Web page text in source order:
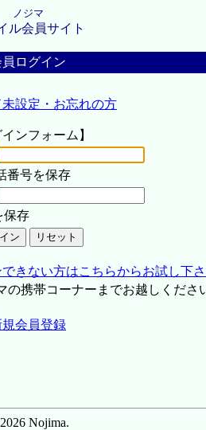
ノジマ
ル会員サイト
員ログイン
設定・お忘れの方
インフォーム】
番号を保存
保存
きない方はこちらからお試し下
携帯コーナーまでお越しくださ
規会員登録
Nojima.